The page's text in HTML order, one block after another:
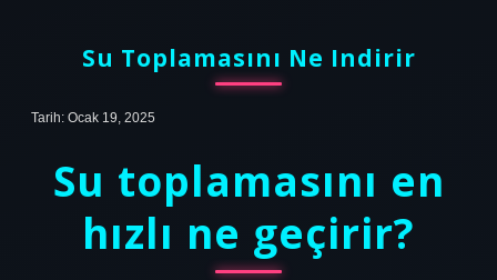
Su Toplamasını Ne Indirir
Tarih: Ocak 19, 2025
Su toplamasını en
hızlı ne geçirir?